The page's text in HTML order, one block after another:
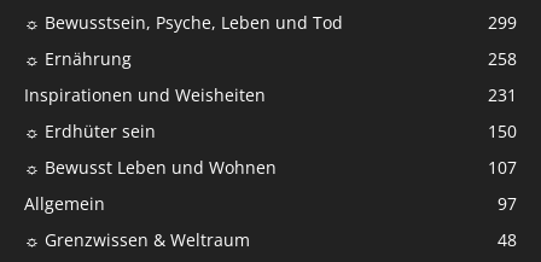
☼ Bewusstsein, Psyche, Leben und Tod
299
☼ Ernährung
258
Inspirationen und Weisheiten
231
☼ Erdhüter sein
150
☼ Bewusst Leben und Wohnen
107
Allgemein
97
☼ Grenzwissen & Weltraum
48